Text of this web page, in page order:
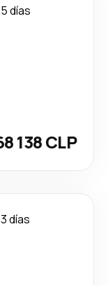
5 días
138 CLP
3 días